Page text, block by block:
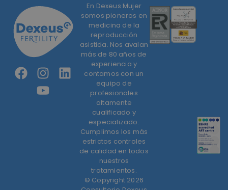
En Dexeus Mujer
somos pioneros en
medicina de la
reproducción
asistida. Nos avalan
más de 80 años de
experiencia y
contamos con un
equipo de
profesionales
altamente
cualificado y
especializado.
Cumplimos los más
estrictos controles
de calidad en todos
nuestros
tratamientos.
© Copyright 2026